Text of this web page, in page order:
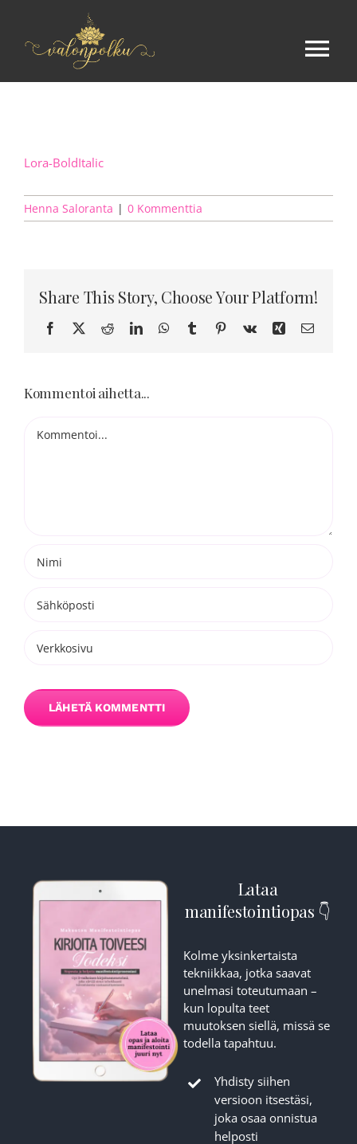
content
Kurssit
Lora-BoldItalic
Henna Saloranta | 0 Kommenttia
Share This Story, Choose Your Platform!
Facebook
X RedditLinkedInWhatsApp
TumblrPinterest
Vk Xing
Kommentoi aihetta...
Lataa
manifestointiopas 👇
Kolme yksinkertaista
tekniikkaa, jotka saavat
unelmasi toteutumaan –
kun lopulta teet
muutoksen siellä, missä se
todella tapahtuu.
Yhdisty siihen
versioon itsestäsi,
joka osaa onnistua
helposti